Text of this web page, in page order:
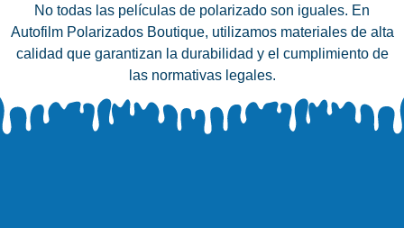
No todas las películas de polarizado son iguales. En
Autofilm Polarizados Boutique, utilizamos materiales de alta
calidad que garantizan la durabilidad y el cumplimiento de
las normativas legales.